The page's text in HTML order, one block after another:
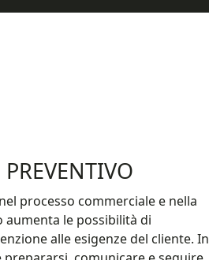
processo commerciale e nella
aumenta le possibilità di
alle esigenze del cliente. In